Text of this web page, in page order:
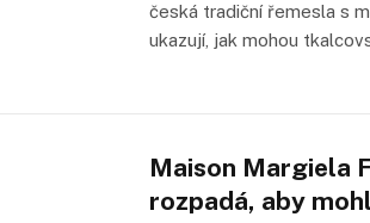
česká tradiční řemesla s
ukazují, jak mohou
Maison Margiela
rozpadá, aby